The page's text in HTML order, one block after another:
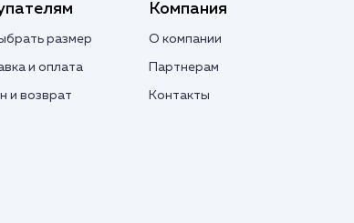
размер
и оплата
и возврат
Компания
О компании
Партнерам
Контакты